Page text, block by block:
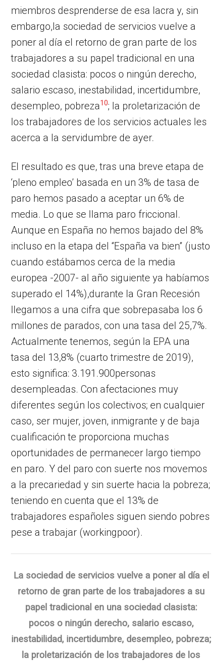
miembros desprenderse de esa lacra y, sin
embargo,la sociedad de servicios vuelve a
poner al día el retorno de gran parte de los
trabajadores a su papel tradicional en una
sociedad clasista: pocos o ningún derecho,
salario escaso, inestabilidad, incertidumbre,
desempleo, pobreza10; la proletarización de
los trabajadores de los servicios actuales les
acerca a la servidumbre de ayer.
El resultado es que, tras una breve etapa de
‘pleno empleo’ basada en un 3% de tasa de
paro hemos pasado a aceptar un 6% de
media. Lo que se llama paro friccional.
Aunque en España no hemos bajado del 8%
incluso en la etapa del “España va bien” (justo
cuando estábamos cerca de la media
europea -2007- al año siguiente ya habíamos
superado el 14%),durante la Gran Recesión
llegamos a una cifra que sobrepasaba los 6
millones de parados, con una tasa del 25,7%.
Actualmente tenemos, según la EPA una
tasa del 13,8% (cuarto trimestre de 2019),
esto significa: 3.191.900personas
desempleadas. Con afectaciones muy
diferentes según los colectivos; en cualquier
caso, ser mujer, joven, inmigrante y de baja
cualificación te proporciona muchas
oportunidades de permanecer largo tiempo
en paro. Y del paro con suerte nos movemos
a la precariedad y sin suerte hacia la pobreza;
teniendo en cuenta que el 13% de
trabajadores españoles siguen siendo pobres
pese a trabajar (workingpoor).
La sociedad de servicios vuelve a poner al día el
retorno de gran parte de los trabajadores a su
papel tradicional en una sociedad clasista:
pocos o ningún derecho, salario escaso,
inestabilidad, incertidumbre, desempleo, pobreza;
la proletarización de los trabajadores de los